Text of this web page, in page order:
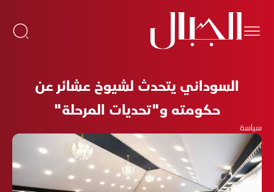
السوداني يتحدث لشيوخ عشائر عن
حكومته و"تحديات المرحلة"
سياسة